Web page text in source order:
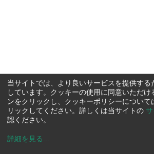
当サイトでは、より良いサービスを提供する
しています。クッキーの使用に同意いただけ
ンをクリックし、クッキーポリシーについて
リックしてください。詳しくは当サイトの
認ください。
詳細を見る ...